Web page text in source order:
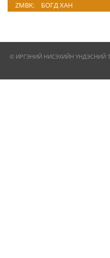
ZMBK: БОГД ХАН
© ИРГЭНИЙ НИСЭХИЙН ҮНДЭСНИЙ